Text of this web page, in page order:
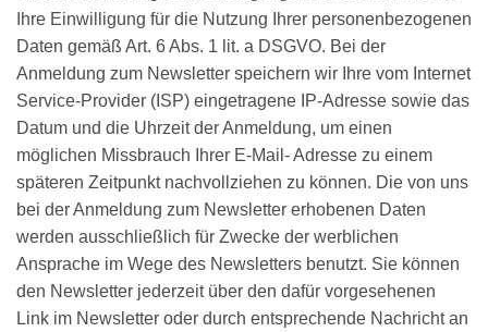
Ihre Einwilligung für die Nutzung Ihrer personenbezogenen
Daten gemäß Art. 6 Abs. 1 lit. a DSGVO. Bei der
Anmeldung zum Newsletter speichern wir Ihre vom Internet
Service-Provider (ISP) eingetragene IP-Adresse sowie das
Datum und die Uhrzeit der Anmeldung, um einen
möglichen Missbrauch Ihrer E-Mail- Adresse zu einem
späteren Zeitpunkt nachvollziehen zu können. Die von uns
bei der Anmeldung zum Newsletter erhobenen Daten
werden ausschließlich für Zwecke der werblichen
Ansprache im Wege des Newsletters benutzt. Sie können
den Newsletter jederzeit über den dafür vorgesehenen
Link im Newsletter oder durch entsprechende Nachricht an